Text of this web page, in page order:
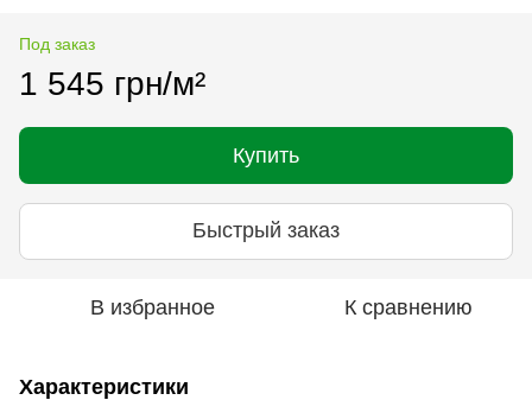
Под заказ
1 545 грн/м²
Купить
Быстрый заказ
В избранное К сравнению
Характеристики